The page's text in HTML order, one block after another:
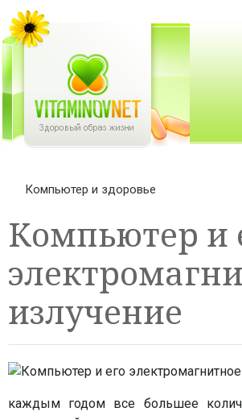
Компьютер и здоровье
Компьютер и
излучение
каждым годом все большее